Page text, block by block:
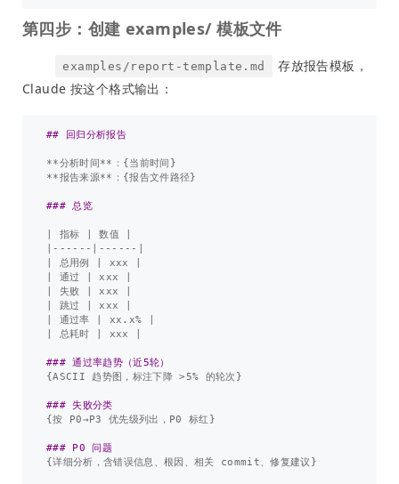
第四步：创建 examples/ 模板文件
examples/report-template.md
存放报告模板，
Claude 按这个格式输出：
## 回归分析报告
**分析时间**
**报告来源** ：{报告文件路径}
### 总览
| 指标 | 数值 |
|------|------|
| 总用例 | xxx |
| 通过 | xxx |
| 失败 | xxx |
| 跳过 | xxx |
| 通过率 | xx.x% |
| 总耗时 | xxx |
### 通过率趋势（近5轮）
{ASCII 趋势图，标注下降 >5% 的轮次}
### 失败分类
{按 P0→P3 优先级列出，P0 标红}
### P0 问题
{详细分析，含错误信息、根因、相关 commit、修复建议}